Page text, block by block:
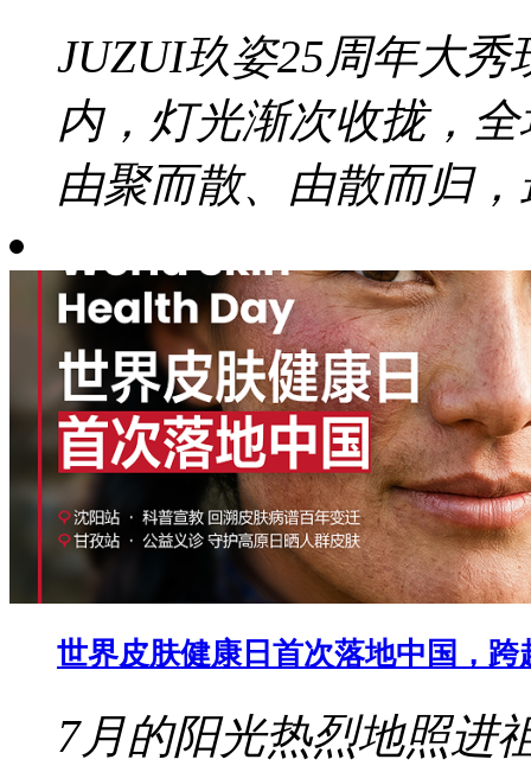
JUZUI玖姿25周年大秀
内，灯光渐次收拢，
由聚而散、由散而归
世界皮肤健康日首次落地中国，
7月的阳光热烈地照进